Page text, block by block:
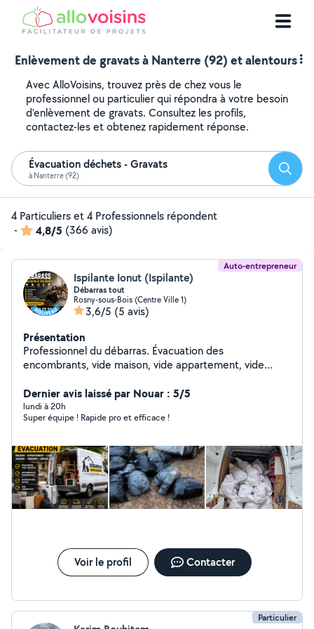
Enlèvement de gravats à Nanterre (92) et alentours
Avec AlloVoisins, trouvez près de chez vous le
professionnel ou particulier qui répondra à votre besoin
d'enlèvement de gravats. Consultez les profils,
contactez-les et obtenez rapidement réponse.
Évacuation déchets - Gravats
à Nanterre (92)
4 Particuliers et 4 Professionnels répondent
-
4,8/5 (366 avis)
Auto-entrepreneur
Ispilante Ionut (Ispilante)
Débarras tout
Rosny-sous-Bois (Centre Ville 1)
3,6/5 (5 avis)
Présentation
Professionnel du débarras. Évacuation des
encombrants, vide maison, vide appartement, vide
travail soigné en Île-de-France.
Dernier avis laissé par Nouar : 5/5
lundi à 20h
Super équipe ! Rapide pro et efficace !
Voir le profil Contacter
Particulier